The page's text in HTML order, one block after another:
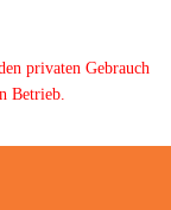
privaten Gebrauch
Betrieb.